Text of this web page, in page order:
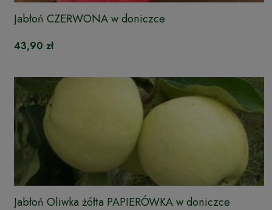
Jabłoń CZERWONA w doniczce
43,90 zł
Jabłoń Oliwka żółta PAPIERÓWKA w doniczce